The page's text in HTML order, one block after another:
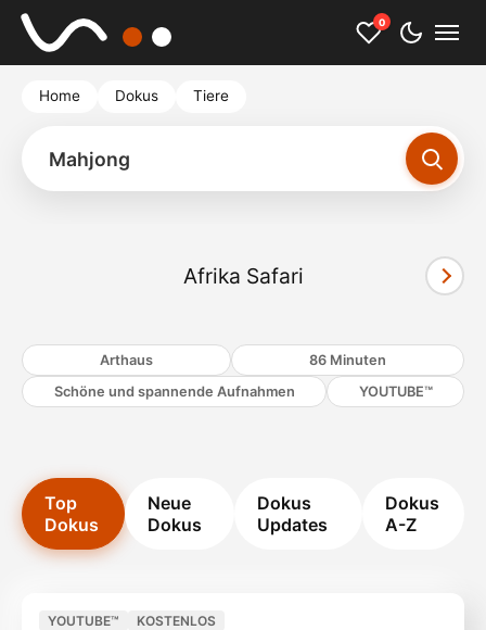
0
Home Dokus Tiere
Cookies akzeptieren und Video starten
Afrika Safari
Arthaus
86 Minuten
Schöne und spannende Aufnahmen
YOUTUBE™
Top
Dokus
Neue
Dokus
Dokus
Updates
Dokus
A-Z
YOUTUBE™ KOSTENLOS